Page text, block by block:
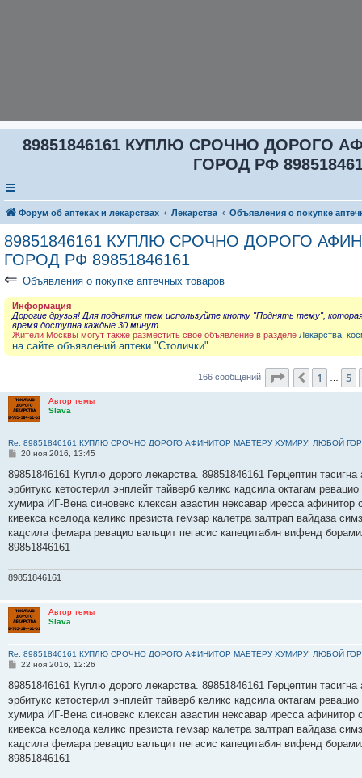
89851846161 КУПЛЮ СРОЧНО ДОРОГО
ГОРОД РФ
Форум об аптеках и лекарствах Лекарства Объявления о покупке
89851846161 КУПЛЮ СРОЧНО ДОРОГО
ГОРОД РФ 89851846161
⇐ Объявления о покупке аптечных товаров
Информация
Дорогие друзья! Для поднятия тем используйте кнопку "Поднять тему",
время доступна каждые 30 минут
Жители Москвы могут также разместить своё объявление в разделе Лекарства,
на сайте объявлений аптеки "Столички"
166 сообщений Страница
Пред.
1 5
Автор темы
Slava
Re: 89851846161 КУПЛЮ СРОЧНО ДОРОГО АФИНИТОР МАБТЕРУ ХУМИРУ! ЛЮБОЙ
С
о
щ
е
и
е
20 ноя 2016, 13:45
89851846161 Куплю дорого лекарства. 89851846161 Герцептин
эрбитукс кетостерил энплейт тайверб келикс кадсила октагам
хумира ИГ-Вена синовекс клексан авастин нексавар иресса
кивекса кселода келикс презиста гемзар калетра залтрап вайдаза
кадсила фемара ревацио вальцит пегасис капецитабин вифенд
89851846161
89851846161
Автор темы
Slava
Re: 89851846161 КУПЛЮ СРОЧНО ДОРОГО АФИНИТОР МАБТЕРУ ХУМИРУ! ЛЮБОЙ
С
о
щ
е
и
е
22 ноя 2016, 12:26
89851846161 Куплю дорого лекарства. 89851846161 Герцептин
эрбитукс кетостерил энплейт тайверб келикс кадсила октагам
хумира ИГ-Вена синовекс клексан авастин нексавар иресса
кивекса кселода келикс презиста гемзар калетра залтрап вайдаза
кадсила фемара ревацио вальцит пегасис капецитабин вифенд
89851846161